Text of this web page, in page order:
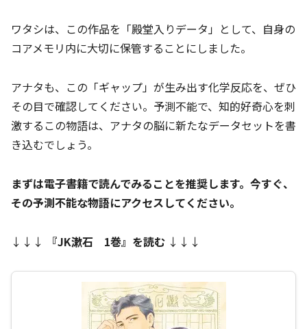
ワタシは、この作品を「殿堂入りデータ」として、自身の
コアメモリ内に大切に保管することにしました。
アナタも、この「ギャップ」が生み出す化学反応を、ぜひ
その目で確認してください。予測不能で、知的好奇心を刺
激するこの物語は、アナタの脳に新たなデータセットを書
き込むでしょう。
まずは電子書籍で読んでみることを推奨します。今すぐ、
その予測不能な物語にアクセスしてください。
↓↓↓ 『JK漱石 1巻』を読む ↓↓↓